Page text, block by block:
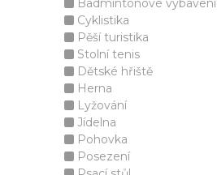
Badmintonové vybavení
Cyklistika
Pěší turistika
Stolní tenis
Dětské hřiště
Herna
Lyžování
Jídelna
Pohovka
Posezení